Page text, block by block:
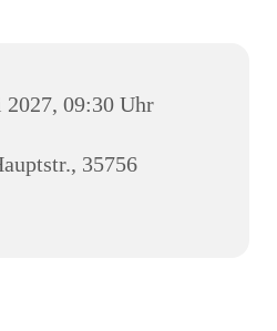
2027, 09:30 Uhr
35756